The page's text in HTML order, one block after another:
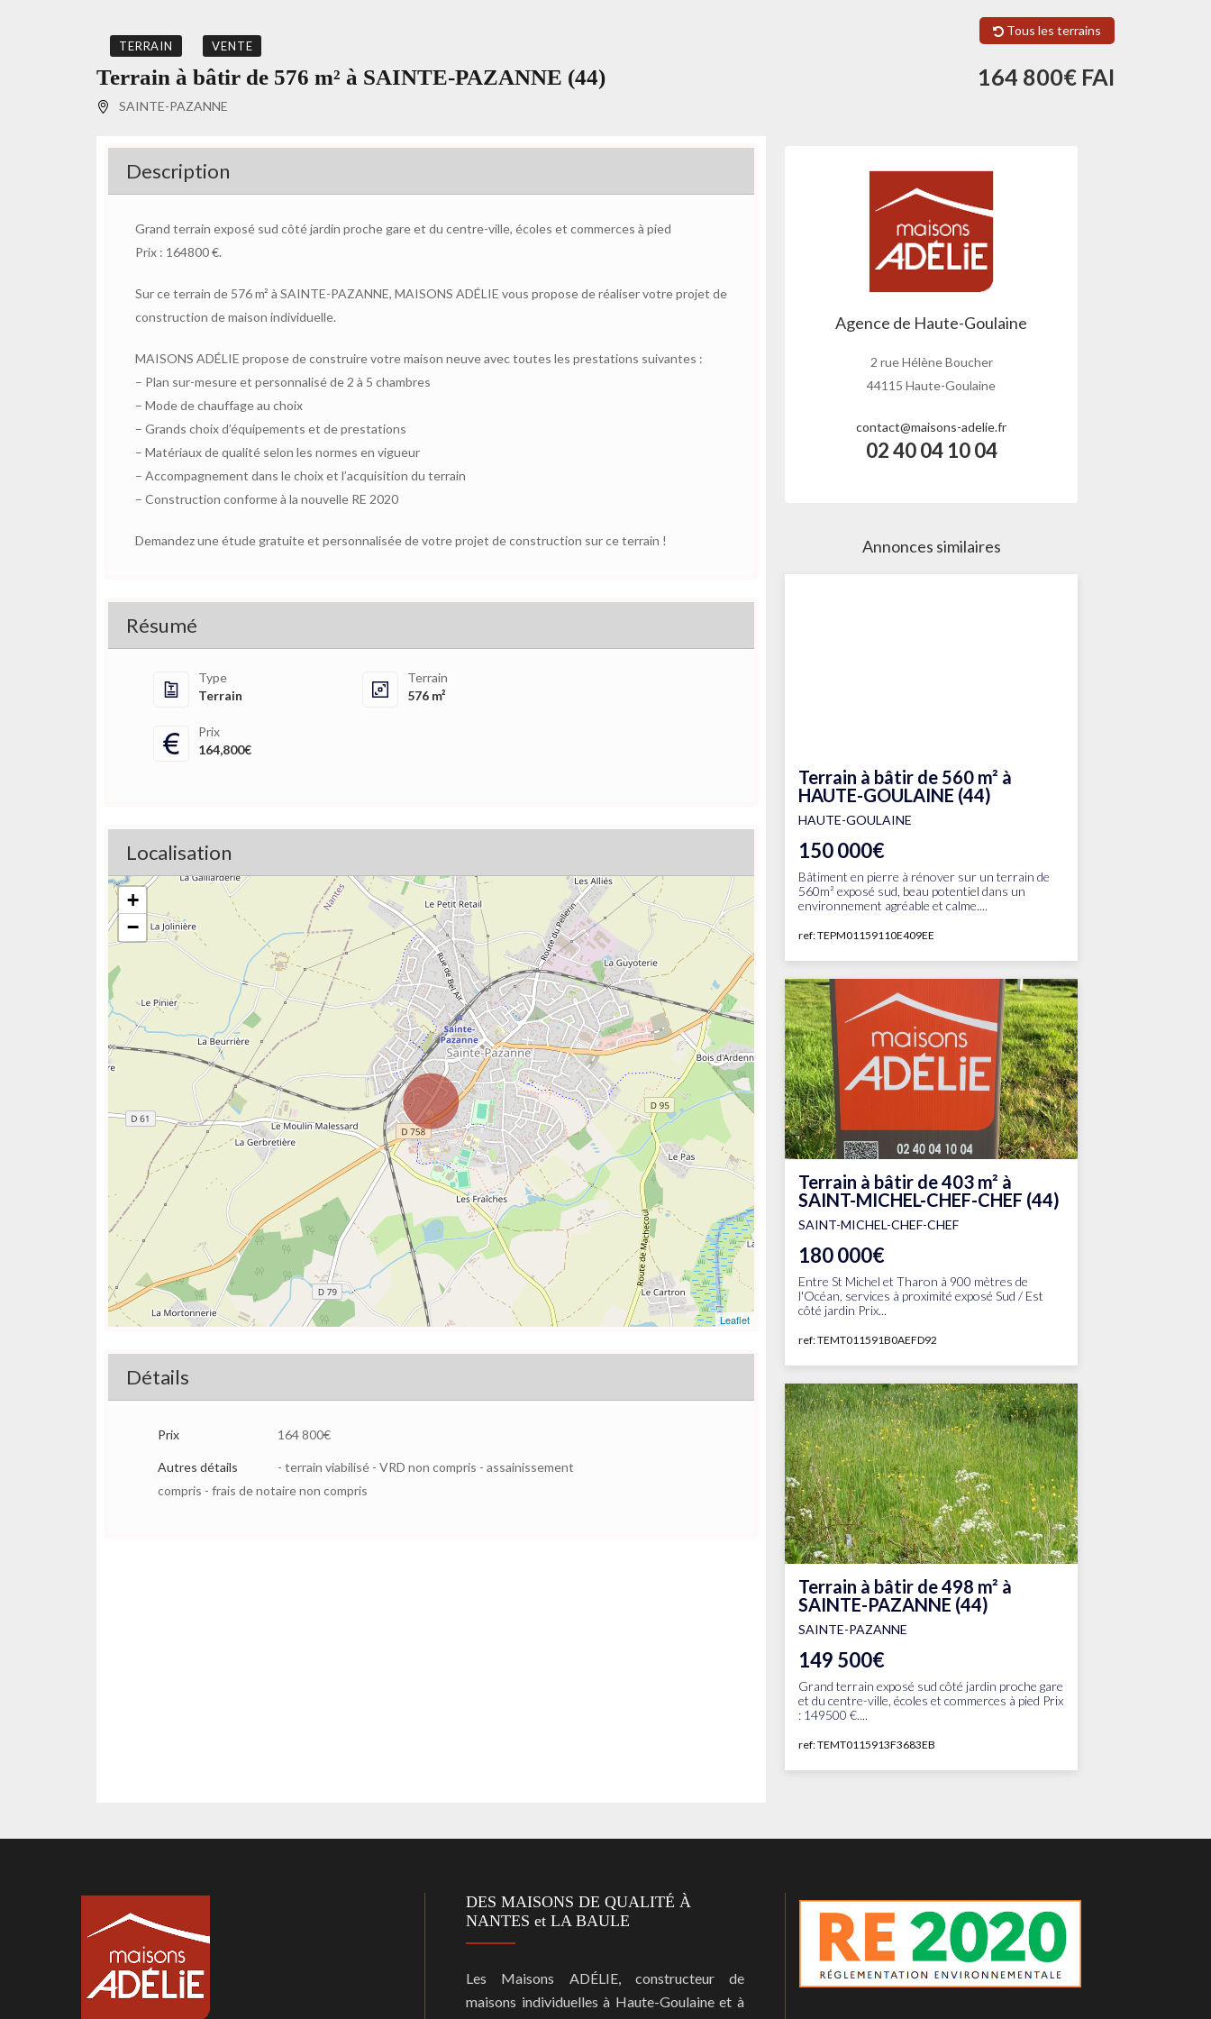
Tous les terrains
TERRAIN VENTE
Terrain à bâtir de 576 m² à SAINTE-PAZANNE (44)
SAINTE-PAZANNE
164 800€ FAI
Description
Grand terrain exposé sud côté jardin proche gare et du centre-ville, écoles et commerces à pied
Prix : 164800 €.
Sur ce terrain de 576 m² à SAINTE-PAZANNE, MAISONS ADÉLIE vous propose de réaliser votre projet de
construction de maison individuelle.
MAISONS ADÉLIE propose de construire votre maison neuve avec toutes les prestations suivantes :
– Plan sur-mesure et personnalisé de 2 à 5 chambres
– Mode de chauffage au choix
– Grands choix d’équipements et de prestations
– Matériaux de qualité selon les normes en vigueur
– Accompagnement dans le choix et l’acquisition du terrain
– Construction conforme à la nouvelle RE 2020
Demandez une étude gratuite et personnalisée de votre projet de construction sur ce terrain !
Résumé
Type
Terrain
Terrain
576 m²
Prix
164,800€
Localisation
+
−
Leaflet
Détails
Prix 164 800€
Autres détails
- terrain viabilisé - VRD non compris - assainissement
compris - frais de notaire non compris
Agence de Haute-Goulaine
2 rue Hélène Boucher
44115 Haute-Goulaine
contact@maisons-adelie.fr
02 40 04 10 04
Annonces similaires
Terrain à bâtir de 560 m² à
HAUTE-GOULAINE (44)
HAUTE-GOULAINE
150 000€
Bâtiment en pierre à rénover sur un terrain de
560m² exposé sud, beau potentiel dans un
environnement agréable et calme....
ref: TEPM01159110E409EE
Terrain à bâtir de 403 m² à
SAINT-MICHEL-CHEF-CHEF (44)
SAINT-MICHEL-CHEF-CHEF
180 000€
Entre St Michel et Tharon à 900 mètres de
l'Océan, services à proximité exposé Sud / Est
côté jardin Prix...
ref: TEMT011591B0AEFD92
Terrain à bâtir de 498 m² à
SAINTE-PAZANNE (44)
SAINTE-PAZANNE
149 500€
Grand terrain exposé sud côté jardin proche gare
et du centre-ville, écoles et commerces à pied Prix
: 149500 €....
ref: TEMT0115913F3683EB
DES MAISONS DE QUALITÉ À
NANTES et LA BAULE
Les Maisons ADÉLIE, constructeur de
maisons individuelles à Haute-Goulaine et à